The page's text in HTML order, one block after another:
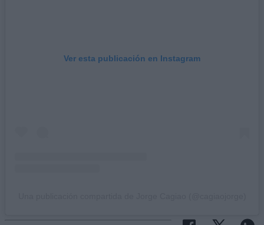
Ver esta publicación en Instagram